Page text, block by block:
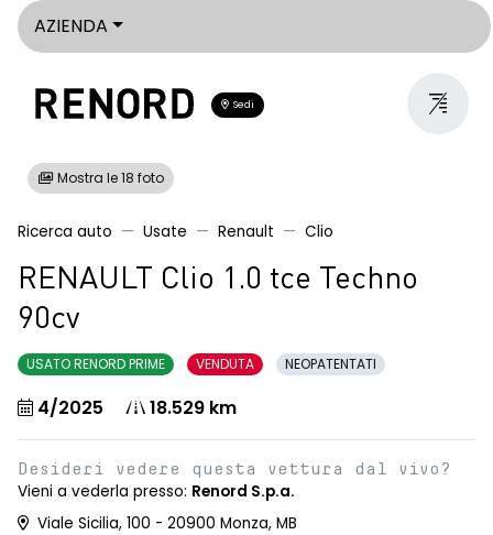
AZIENDA
Sedi
Mostra le 18 foto
Ricerca auto Usate Renault Clio
RENAULT Clio 1.0 tce Techno
90cv
USATO RENORD PRIME VENDUTA NEOPATENTATI
4/2025 18.529 km
Desideri vedere questa vettura dal vivo?
Vieni a vederla presso: Renord S.p.a.
Viale Sicilia, 100 - 20900 Monza, MB